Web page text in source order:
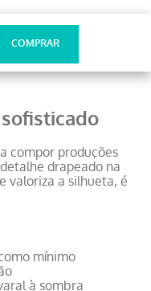
compor produções
drapeado na
valoriza a silhueta, é
mínimo
à sombra